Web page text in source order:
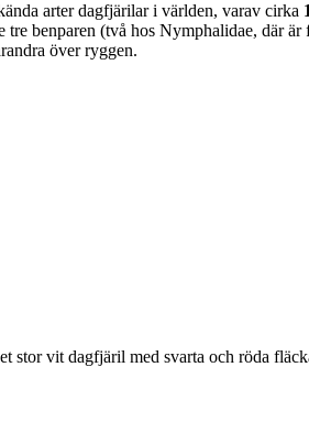
arter dagfjärilar i världen, varav cirka
benparen (två hos Nymphalidae, där
över ryggen.
vit dagfjäril med svarta och röda